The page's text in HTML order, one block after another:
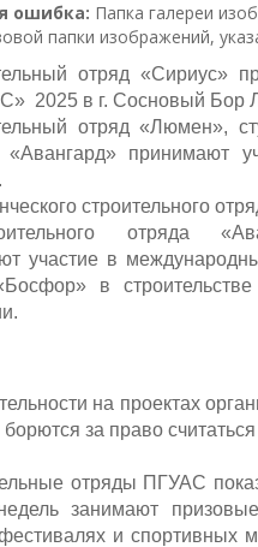
ошибка: Папка галереи
папки изображений,
отряд «Сириус»
2025 в г. Сосновый Бор
отряд «Люмен»,
«Авангард» принимают
строительного
отряда
участие в
в
на проектах
за право
отряды ПГУАС
занимают
и спортивных